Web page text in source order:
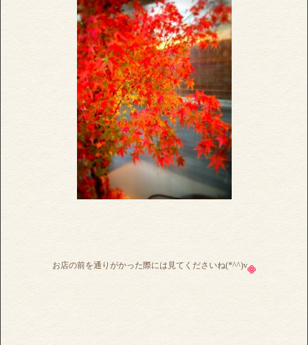
お店の前を通りがかった際には見てくださいね(*^^)v